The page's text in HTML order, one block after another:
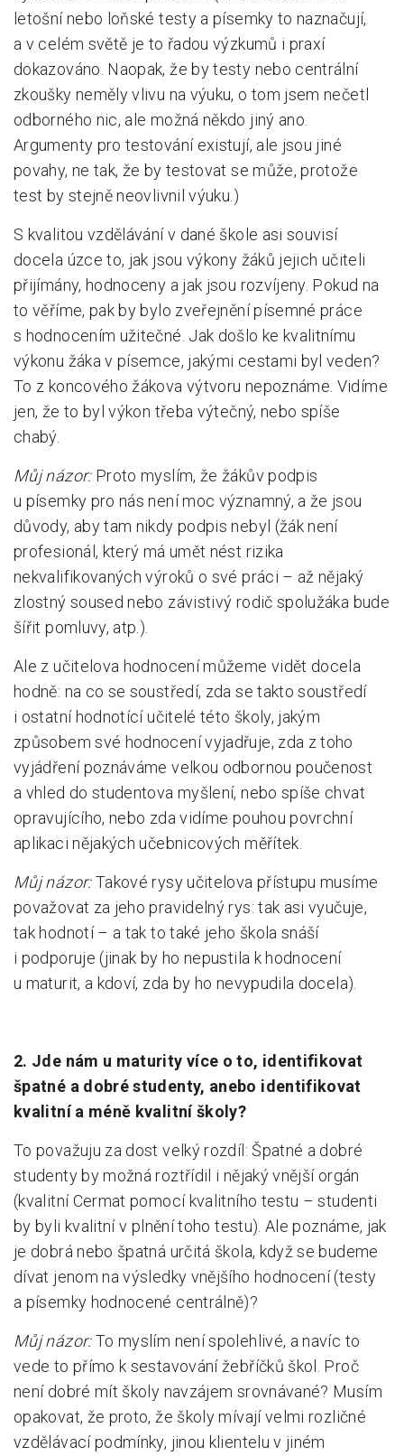
letošní nebo loňské testy a písemky to naznačují,
a v celém světě je to řadou výzkumů i praxí
dokazováno. Naopak, že by testy nebo centrální
zkoušky neměly vlivu na výuku, o tom jsem nečetl
odborného nic, ale možná někdo jiný ano.
Argumenty pro testování existují, ale jsou jiné
povahy, ne tak, že by testovat se může, protože
test by stejně neovlivnil výuku.)
S kvalitou vzdělávání v dané škole asi souvisí
docela úzce to, jak jsou výkony žáků jejich učiteli
přijímány, hodnoceny a jak jsou rozvíjeny. Pokud na
to věříme, pak by bylo zveřejnění písemné práce
s hodnocením užitečné. Jak došlo ke kvalitnímu
výkonu žáka v písemce, jakými cestami byl veden?
To z koncového žákova výtvoru nepoznáme. Vidíme
jen, že to byl výkon třeba výtečný, nebo spíše
chabý.
Můj názor: Proto myslím, že žákův podpis
u písemky pro nás není moc významný, a že jsou
důvody, aby tam nikdy podpis nebyl (žák není
profesionál, který má umět nést rizika
nekvalifikovaných výroků o své práci – až nějaký
zlostný soused nebo závistivý rodič spolužáka bude
šířit pomluvy, atp.).
Ale z učitelova hodnocení můžeme vidět docela
hodně: na co se soustředí, zda se takto soustředí
i ostatní hodnotící učitelé této školy, jakým
způsobem své hodnocení vyjadřuje, zda z toho
vyjádření poznáváme velkou odbornou poučenost
a vhled do studentova myšlení, nebo spíše chvat
opravujícího, nebo zda vidíme pouhou povrchní
aplikaci nějakých učebnicových měřítek.
Můj názor:Takové rysy učitelova přístupu musíme
považovat za jeho pravidelný rys: tak asi vyučuje,
tak hodnotí – a tak to také jeho škola snáší
i podporuje (jinak by ho nepustila k hodnocení
u maturit, a kdoví, zda by ho nevypudila docela).
2. Jde nám u maturity více o to, identifikovat
špatné a dobré studenty, anebo identifikovat
kvalitní a méně kvalitní školy?
To považuju za dost velký rozdíl: Špatné a dobré
studenty by možná roztřídil i nějaký vnější orgán
(kvalitní Cermat pomocí kvalitního testu – studenti
by byli kvalitní v plnění toho testu). Ale poznáme, jak
je dobrá nebo špatná určitá škola, když se budeme
dívat jenom na výsledky vnějšího hodnocení (testy
a písemky hodnocené centrálně)?
Můj názor:To myslím není spolehlivé, a navíc to
vede to přímo k sestavování žebříčků škol. Proč
není dobré mít školy navzájem srovnávané? Musím
opakovat, že proto, že školy mívají velmi rozličné
vzdělávací podmínky, jinou klientelu v jiném